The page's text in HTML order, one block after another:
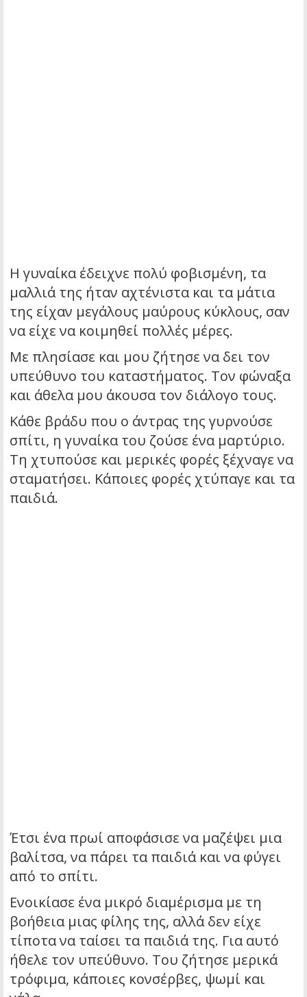
Η γυναίκα έδειχνε πολύ φοβισμένη, τα
μαλλιά της ήταν αχτένιστα και τα μάτια
της είχαν μεγάλους μαύρους κύκλους, σαν
να είχε να κοιμηθεί πολλές μέρες.
Με πλησίασε και μου ζήτησε να δει τον
υπεύθυνο του καταστήματος. Τον φώναξα
και άθελα μου άκουσα τον διάλογο τους.
Κάθε βράδυ που ο άντρας της γυρνούσε
σπίτι, η γυναίκα του ζούσε ένα μαρτύριο.
Τη χτυπούσε και μερικές φορές ξέχναγε να
σταματήσει. Κάποιες φορές χτύπαγε και τα
παιδιά.
Έτσι ένα πρωί αποφάσισε να μαζέψει μια
βαλίτσα, να πάρει τα παιδιά και να φύγει
από το σπίτι.
Ενοικίασε ένα μικρό διαμέρισμα με τη
βοήθεια μιας φίλης της, αλλά δεν είχε
τίποτα να ταίσει τα παιδιά της. Για αυτό
ήθελε τον υπεύθυνο. Του ζήτησε μερικά
τρόφιμα, κάποιες κονσέρβες, ψωμί και